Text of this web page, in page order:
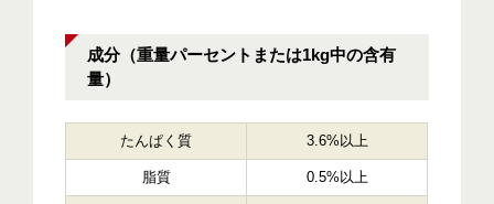
成分（重量パーセントまたは1kg中の含有
量）
たんぱく質 3.6%以上
脂質 0.5%以上